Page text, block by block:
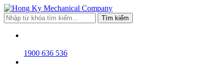
Tìm kiếm
1900 636 536